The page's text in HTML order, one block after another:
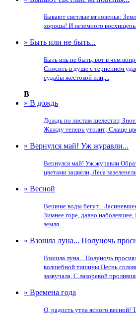
Бывают светлые мгновенья:
хороша! И неземного
» Быть или не быть...
Быть иль не быть, вот в чем
Сносить в душе с терпением
судьбы жестокой или,...
В
» В дождь
Дождь по листам шелестит,
Жажду теперь утолит; Слаще
» Вернулся май! Уж журавли...
Вернулся май! Уж журавли
цветами зацвели, Леса
» Весной
Вешние воды бегут...
Зимнее горе, давно наболевшее,
земля....
» Взошла луна... Полуночь
Взошла луна... Полуночь
волшебной тишины Песнь
зазвучала, С лазоревой
» Времена года
О, радость утра ясного весной!